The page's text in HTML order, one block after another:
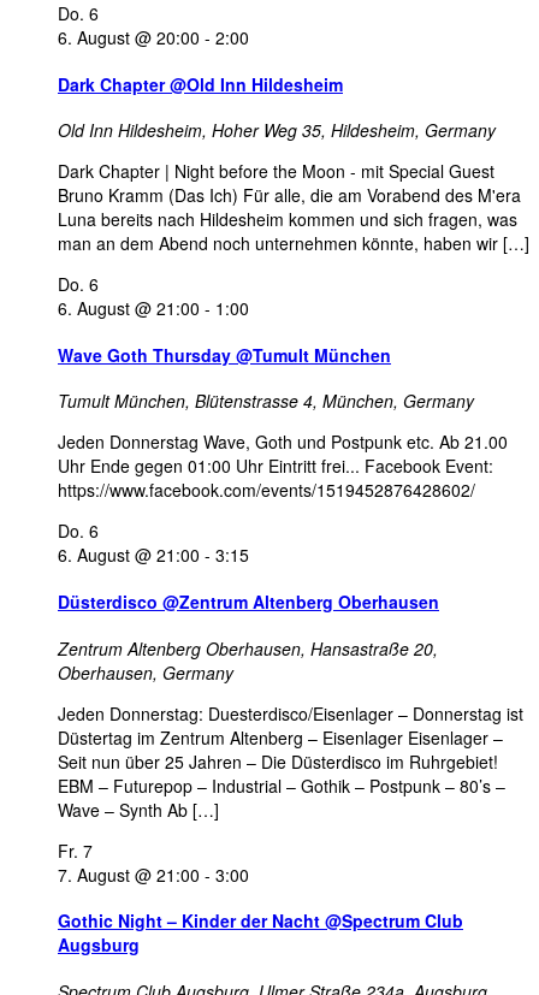
Do. 6
6. August @ 20:00 - 2:00
Dark Chapter @Old Inn Hildesheim
Old Inn Hildesheim, Hoher Weg 35, Hildesheim, Germany
Dark Chapter | Night before the Moon - mit Special Guest
Bruno Kramm (Das Ich) Für alle, die am Vorabend des M'era
Luna bereits nach Hildesheim kommen und sich fragen, was
man an dem Abend noch unternehmen könnte, haben wir […]
Do. 6
6. August @ 21:00 - 1:00
Wave Goth Thursday @Tumult München
Tumult München, Blütenstrasse 4, München, Germany
Jeden Donnerstag Wave, Goth und Postpunk etc. Ab 21.00
Uhr Ende gegen 01:00 Uhr Eintritt frei... Facebook Event:
https://www.facebook.com/events/1519452876428602/
Do. 6
6. August @ 21:00 - 3:15
Düsterdisco @Zentrum Altenberg Oberhausen
Zentrum Altenberg Oberhausen, Hansastraße 20,
Oberhausen, Germany
Jeden Donnerstag: Duesterdisco/Eisenlager – Donnerstag ist
Düstertag im Zentrum Altenberg – Eisenlager Eisenlager –
Seit nun über 25 Jahren – Die Düsterdisco im Ruhrgebiet!
EBM – Futurepop – Industrial – Gothik – Postpunk – 80’s –
Wave – Synth Ab […]
Fr. 7
7. August @ 21:00 - 3:00
Gothic Night – Kinder der Nacht @Spectrum Club
Augsburg